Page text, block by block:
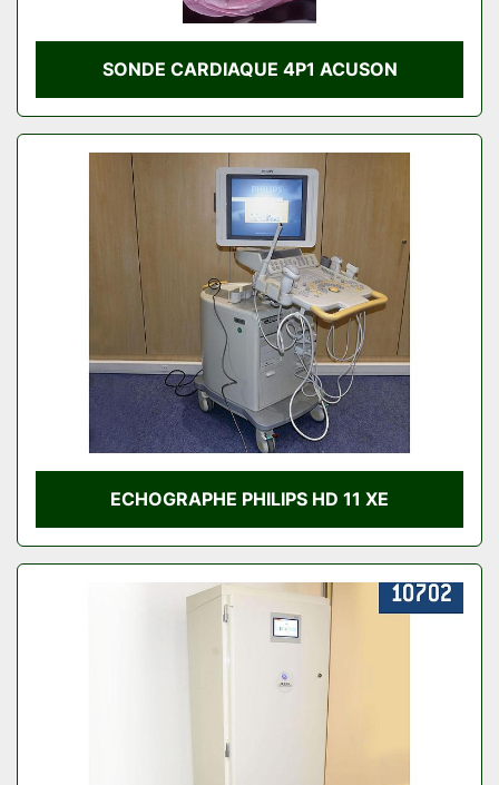
SONDE CARDIAQUE 4P1 ACUSON
ECHOGRAPHE PHILIPS HD 11 XE